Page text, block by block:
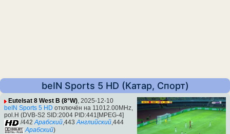
beIN Sports 5 HD (Катар, Спорт)
Eutelsat 8 West B (8°W), 2025-12-10
beIN Sports 5 HD отключён на 11012.00MHz,
pol.H (DVB-S2 SID:2004 PID:441[MPEG-4]
/442 Арабский,443 Английский,444
Арабский)